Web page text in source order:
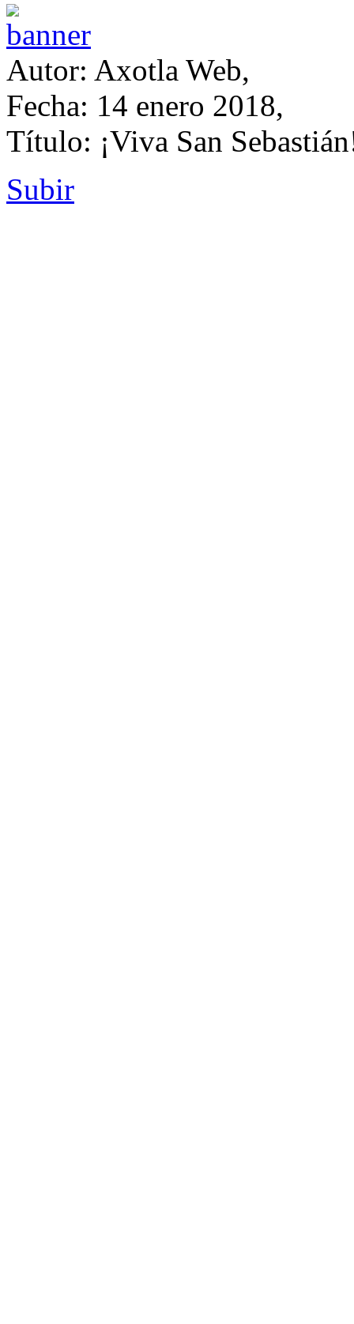
Autor: Axotla Web,
Fecha: 14 enero 2018,
Título: ¡Viva San
Subir